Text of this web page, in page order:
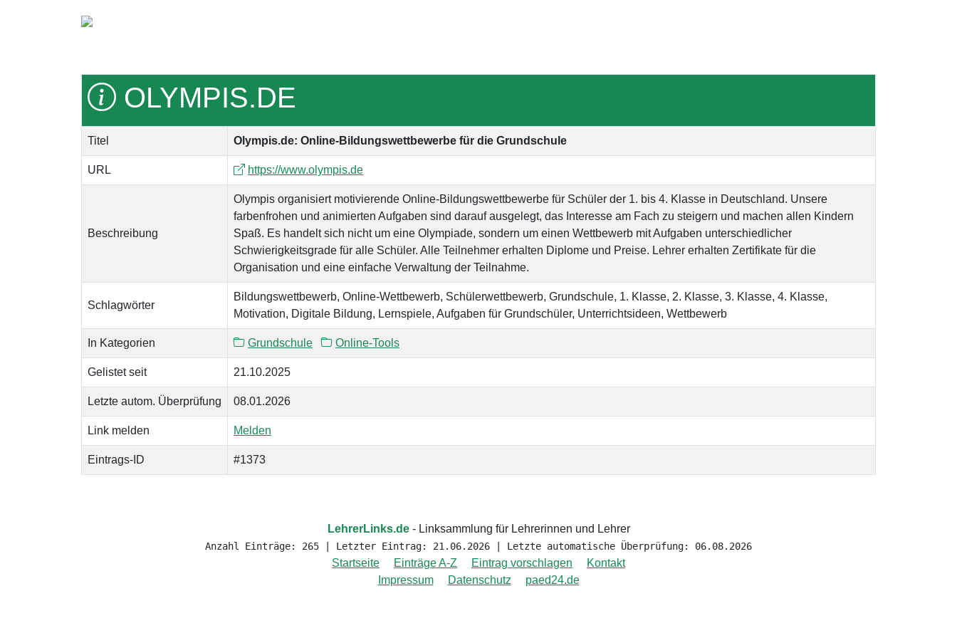
OLYMPIS.DE
Titel Olympis.de: Online-Bildungswettbewerbe für die Grundschule
URL https://www.olympis.de
Beschreibung
Olympis organisiert motivierende Online-Bildungswettbewerbe für Schüler der 1. bis 4. Klasse in Deutschland. Unsere
farbenfrohen und animierten Aufgaben sind darauf ausgelegt, das Interesse am Fach zu steigern und machen allen Kindern
Spaß. Es handelt sich nicht um eine Olympiade, sondern um einen Wettbewerb mit Aufgaben unterschiedlicher
Schwierigkeitsgrade für alle Schüler. Alle Teilnehmer erhalten Diplome und Preise. Lehrer erhalten Zertifikate für die
Organisation und eine einfache Verwaltung der Teilnahme.
Schlagwörter
Bildungswettbewerb, Online-Wettbewerb, Schülerwettbewerb, Grundschule, 1. Klasse, 2. Klasse, 3. Klasse, 4. Klasse,
Motivation, Digitale Bildung, Lernspiele, Aufgaben für Grundschüler, Unterrichtsideen, Wettbewerb
In Kategorien Grundschule Online-Tools
Gelistet seit 21.10.2025
Letzte autom. Überprüfung 08.01.2026
Link melden Melden
Eintrags-ID #1373
LehrerLinks.de- Linksammlung für Lehrerinnen und Lehrer
Anzahl Einträge: 265 | Letzter Eintrag: 21.06.2026 | Letzte automatische Überprüfung: 06.08.2026
Startseite Einträge A-Z Eintrag vorschlagen
Kontakt
Impressum
Datenschutz paed24.de